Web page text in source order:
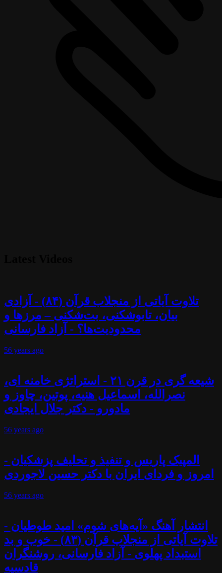
تلاوت آیاتی از منجلاب قرآن (۸۴) - آزادی
بیان، تابوشکنی، بت‌شکنی – مرزها و
محدودیت‌ها؟ - آزاد فارسانی
56 years ago
شیعه گری در قرن ۲۱ - استراتژی خامنه ای،
نصرالله، اسماعیل هنیه، پوتین، چاوز و
مادورو - دکتر جلال ایجادی
56 years ago
المپیک پاریس و تنفیذ و تحلیف پزشکیان -
امروز و فردای ایران با دکتر حسین لاجوردی
56 years ago
انتشار آهنگ «آیه‌های شوم» امید طوطیان -
تلاوت آیاتی از منجلاب قرآن (۸۳) - خوب و بد
استبداد پهلوی - آزاد فارسانی، روشنگران
قادسیه